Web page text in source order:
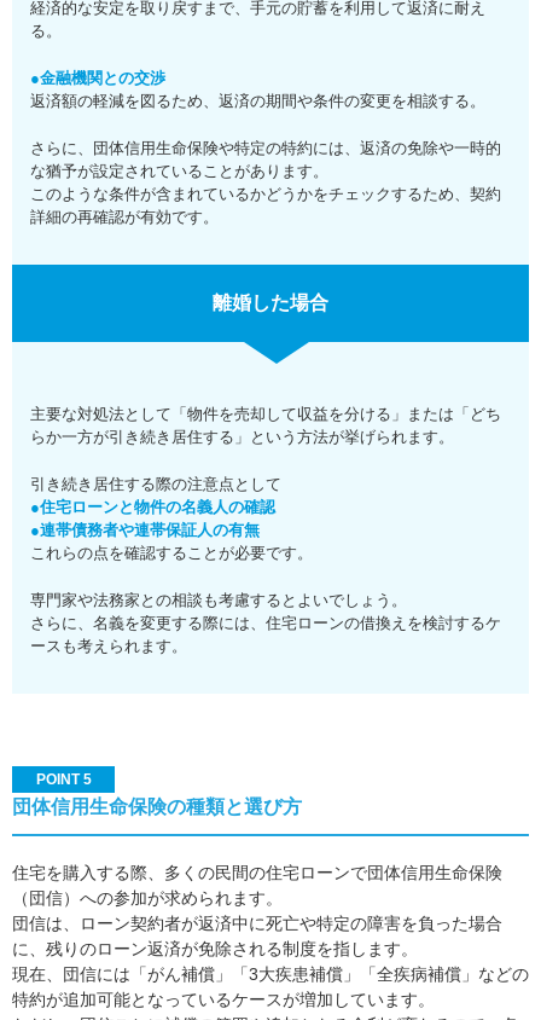
経済的な安定を取り戻すまで、手元の貯蓄を利用して返済に耐え
る。
●金融機関との交渉
返済額の軽減を図るため、返済の期間や条件の変更を相談する。
さらに、団体信用生命保険や特定の特約には、返済の免除や一時的
な猶予が設定されていることがあります。
このような条件が含まれているかどうかをチェックするため、契約
詳細の再確認が有効です。
離婚した場合
主要な対処法として「物件を売却して収益を分ける」または「どち
らか一方が引き続き居住する」という方法が挙げられます。
引き続き居住する際の注意点として
●住宅ローンと物件の名義人の確認
●連帯債務者や連帯保証人の有無
これらの点を確認することが必要です。
専門家や法務家との相談も考慮するとよいでしょう。
さらに、名義を変更する際には、住宅ローンの借換えを検討するケ
ースも考えられます。
POINT 5
団体信用生命保険の種類と選び方
住宅を購入する際、多くの民間の住宅ローンで団体信用生命保険
（団信）への参加が求められます。
団信は、ローン契約者が返済中に死亡や特定の障害を負った場合
に、残りのローン返済が免除される制度を指します。
現在、団信には「がん補償」「3大疾患補償」「全疾病補償」などの
特約が追加可能となっているケースが増加しています。